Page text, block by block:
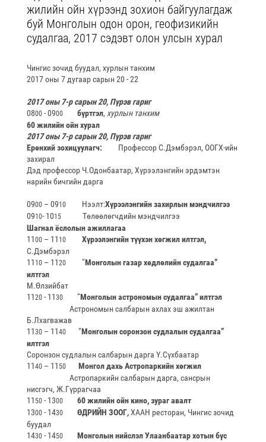
жилийн ойн хүрээнд зохион байгуулагдаж
буй Монголын одон орон, геофизикийн
судалгаа, 2017 сэдэвт олон улсын хурал
Чингис зочид буудал, хурлын танхим
2017 оны 7 дугаар сарын 20 - 22
2017 оны 7-р сарын 20, Пүрэв гариг
0800 - 0900 бүртгэл, хурлын танхим
60 жилийн ойн хурал
2017 оны 7-р сарын 20, Пүрэв гариг
Ерөнхий зохицуулагч: Профессор С.Дэмбэрэл, ООГХ-ийн
захирал
Дэд профессор Ч.Одонбаатар, Хүрээлэнгийн эрдэмтэн
нарийн бичгийн дарга
0900 – 0910 Нээлт:Хүрээлэнгийн захирлын мэндчилгээ
0910- 1015 Төлөөлөгчдийн мэндчилгээ
Шагнал ёслолын ажиллагаа
1100 – 11 10 Хүрээлэнгийн түүхэн хөгжил илтгэл,
С.Дэмбэрэл
11 10 – 1120 “Монголын газар хөдлөлийн судалгаа”
илтгэл
М.Өлзийбат
1120 - 1130 “Монголын астрономын судалгаа” илтгэл
Астрономын салбарын ахлах эш ажилтан
Б.Лхагважав
1130 – 1140 “Монголын соронзон судлалын судалгаа”
илтгэл
Соронзон судлалын салбарын дарга Ү.Сүхбаатар
1140 – 11 50
Монгол дахь Астропаркийн хөгжил
Астропаркийн салбарын дарга, сансрын
нисгэгч, Ж.Гүррагчаа
11 50 - 1300
60 жилийн ойн кино, зураг авалт
1300 - 1430 ӨДРИЙН ЗООГ,ХААН ресторан, Чингис зочид
буудал
1430 - 1450
Монголын нийслэл Улаанбаатар хотын бүс